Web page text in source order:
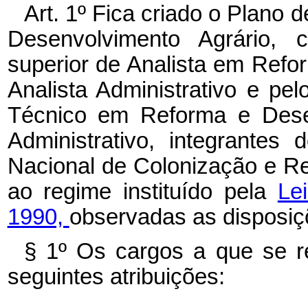
Art. 1º Fica criado o Plano
Desenvolvimento
superior de Analista em
Analista Administrativo e
Técnico em Reforma e
Administrativo,
Nacional de Colonização e
ao regime instituído pela
1990, observadas as
§ 1º Os cargos a que se
seguintes atribuições: